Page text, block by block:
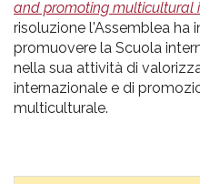
e
and promoting multicultural
risoluzione l'Assemblea ha
promuovere la Scuola
nella sua attività di
internazionale e di
multiculturale.